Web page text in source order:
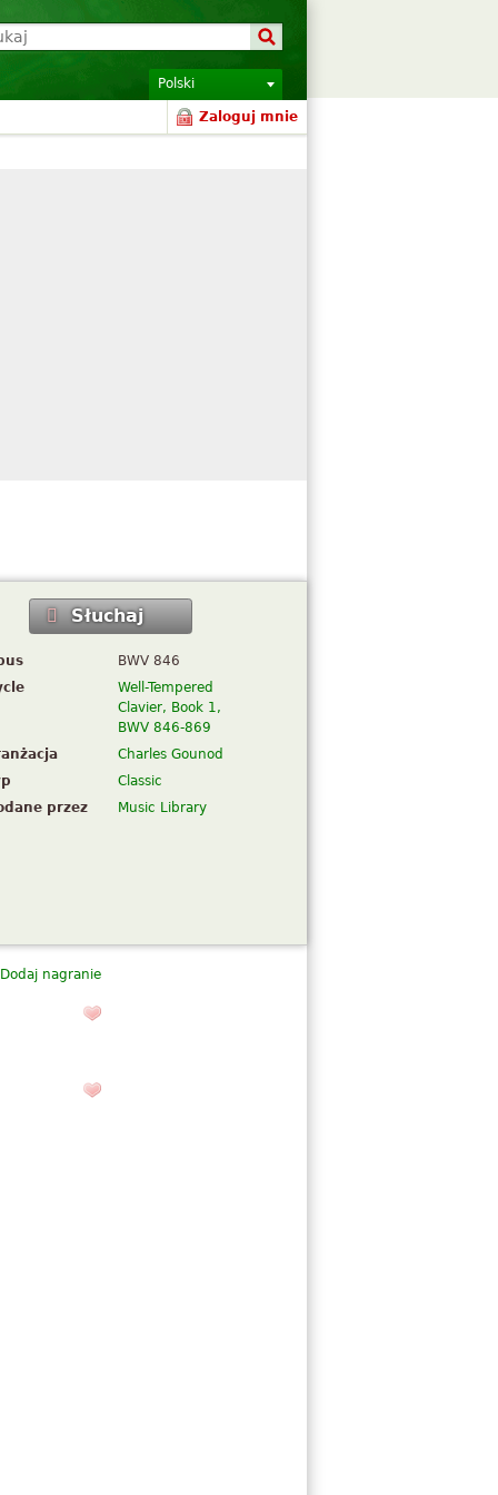
Polski
Zaloguj mnie
Słuchaj
BWV 846
Well-Tempered
Clavier, Book 1,
BWV 846-869
Charles Gounod
Classic
przez
Music Library
Dodaj nagranie